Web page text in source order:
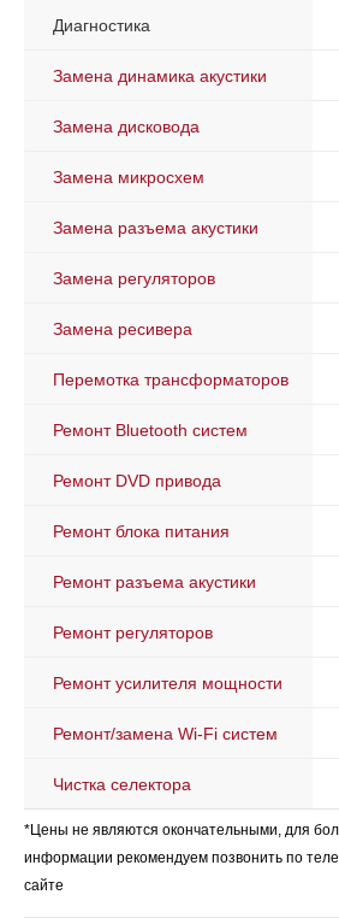
Диагностика
Замена динамика акустики
Замена дисковода
Замена микросхем
Замена разъема акустики
Замена регуляторов
Замена ресивера
Перемотка трансформаторов
Ремонт Bluetooth систем
Ремонт DVD привода
Ремонт блока питания
Ремонт разъема акустики
Ремонт регуляторов
Ремонт усилителя мощности
Ремонт/замена Wi-Fi систем
Чистка селектора
*Цены не являются окончательными, для
информации рекомендуем позвонить по
сайте